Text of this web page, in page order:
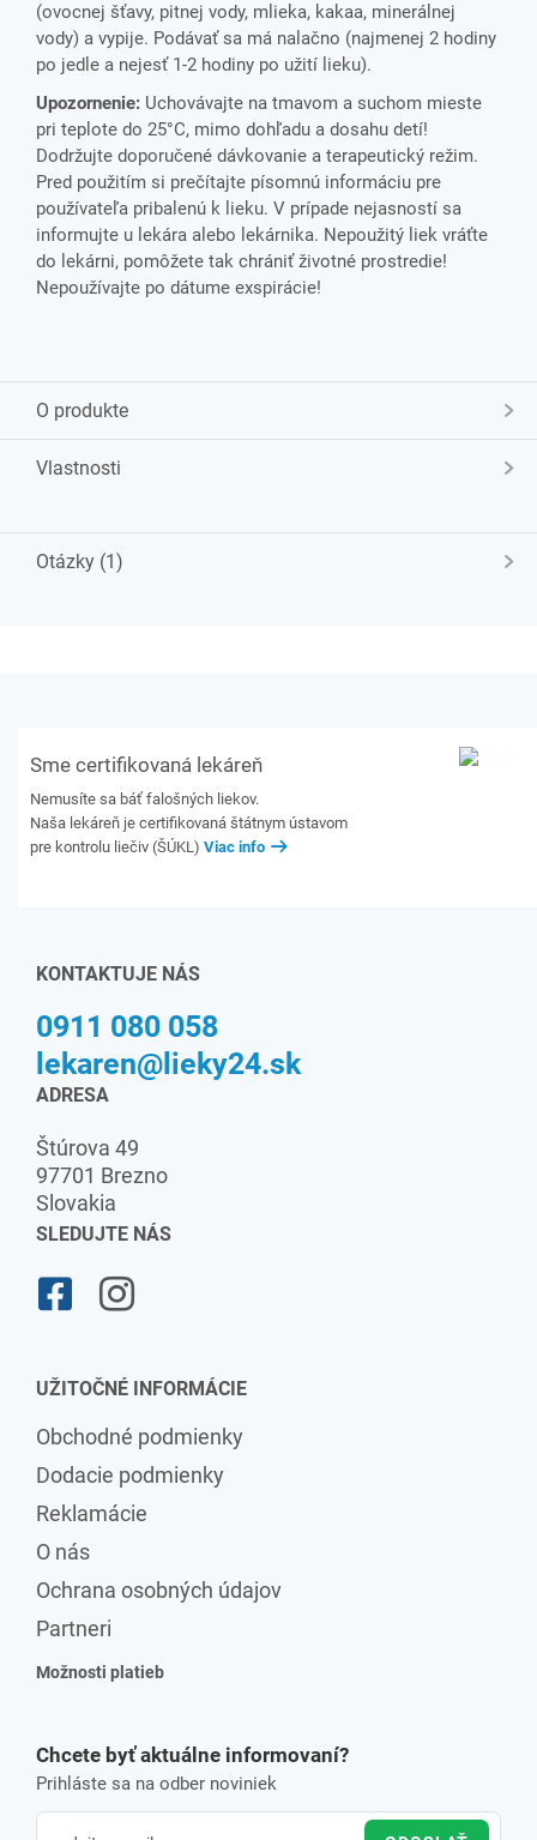
(ovocnej šťavy, pitnej vody, mlieka, kakaa, minerálnej
vody) a vypije. Podávať sa má nalačno (najmenej 2 hodiny
po jedle a nejesť 1-2 hodiny po užití lieku).
Upozornenie: Uchovávajte na tmavom a suchom mieste
pri teplote do 25°C, mimo dohľadu a dosahu detí!
Dodržujte doporučené dávkovanie a terapeutický režim.
Pred použitím si prečítajte písomnú informáciu pre
používateľa pribalenú k lieku. V prípade nejasností sa
informujte u lekára alebo lekárnika. Nepoužitý liek vráťte
do lekárni, pomôžete tak chrániť životné prostredie!
Nepoužívajte po dátume exspirácie!
O produkte
Vlastnosti
Otázky (1)
Sme certifikovaná lekáreň
Nemusíte sa báť falošných liekov.
Naša lekáreň je certifikovaná štátnym ústavom
pre kontrolu liečiv (ŠÚKL) Viac info
KONTAKTUJE NÁS
0911 080 058
lekaren@lieky24.sk
ADRESA
Štúrova 49
97701 Brezno
Slovakia
SLEDUJTE NÁS
UŽITOČNÉ INFORMÁCIE
Obchodné podmienky
Dodacie podmienky
Reklamácie
O nás
Ochrana osobných údajov
Partneri
Možnosti platieb
Chcete byť aktuálne informovaní?
Prihláste sa na odber noviniek